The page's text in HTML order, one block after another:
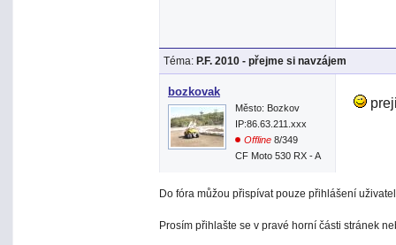
Téma: P.F. 2010 - přejme si navzájem
bozkovak
Město: Bozkov
IP:86.63.211.xxx
Offline 8/349
CF Moto 530 RX - A
Do fóra můžou přispívat pouze přihlášení
Prosím přihlašte se v pravé horní části stránek